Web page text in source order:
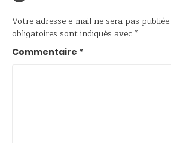
Votre adresse e-mail ne sera pas publiée.
obligatoires sont indiqués avec*
Commentaire *